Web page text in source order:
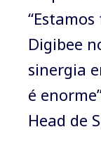
Digibee
sinergia
é
Head de